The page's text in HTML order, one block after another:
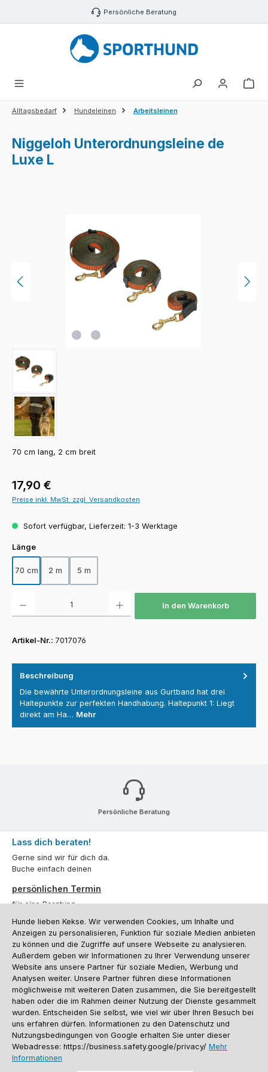
Zum Hauptinhalt springen Persönliche Beratung
Alltagsbedarf Hundeleinen Arbeitsleinen
Niggeloh Unterordnungsleine de
Luxe L
70 cm lang, 2 cm breit
Regulärer Preis:
17,90 €
Preise inkl. MwSt. zzgl. Versandkosten
Sofort verfügbar, Lieferzeit: 1-3 Werktage
Längeauswählen
70 cm 2 m 5 m
In den Warenkorb
Artikel-Nr.: 7017076
Beschreibung
Die bewährte Unterordnungsleine aus Gurtband hat drei
Haltepunkte zur perfekten Handhabung. Haltepunkt 1: Liegt
direkt am Ha… Mehr
Persönliche Beratung
Lass dich beraten!
Gerne sind wir für dich da.
Buche einfach deinen
persönlichen Termin
für eine Beratung.
Oder über unserKontaktformular.
Vertrag widerrufen
Kundenservice
Informationen
Social Media und Kontakt
Versandinformationen
Hunde lieben Kekse. Wir verwenden Cookies, um Inhalte und
Anzeigen zu personalisieren, Funktion für soziale Medien anbieten
zu können und die Zugriffe auf unsere Webseite zu analysieren.
Außerdem geben wir Informationen zu Ihrer Verwendung unserer
Website ans unsere Partner für soziale Medien, Werbung und
Analysen weiter. Unsere Partner führen diese Informationen
möglichweise mit weiteren Daten zusammen, die Sie bereitgestellt
haben oder die im Rahmen deiner Nutzung der Dienste gesammelt
wurden. Entscheiden Sie selbst, wie viel wir über Ihren Besuch bei
uns erfahren dürfen. Informationen zu den Datenschutz und
Nutzungsbedingungen von Google erhalten Sie unter dieser
Webadresse: https://business.safety.google/privacy/ Mehr
Informationen